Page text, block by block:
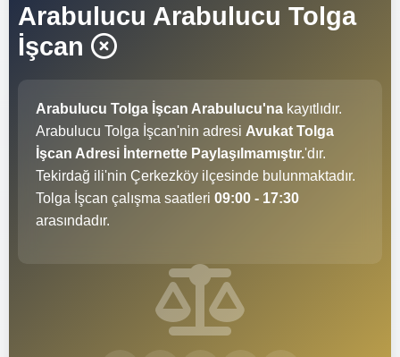
Arabulucu Arabulucu Tolga
İşcan
Arabulucu Tolga İşcan Arabulucu'na kayıtlıdır.
Arabulucu Tolga İşcan'nin adresi Avukat Tolga
İşcan Adresi İnternette Paylaşılmamıştır.'dır.
Tekirdağ ili'nin Çerkezköy ilçesinde bulunmaktadır.
Tolga İşcan çalışma saatleri 09:00 - 17:30
arasındadır.